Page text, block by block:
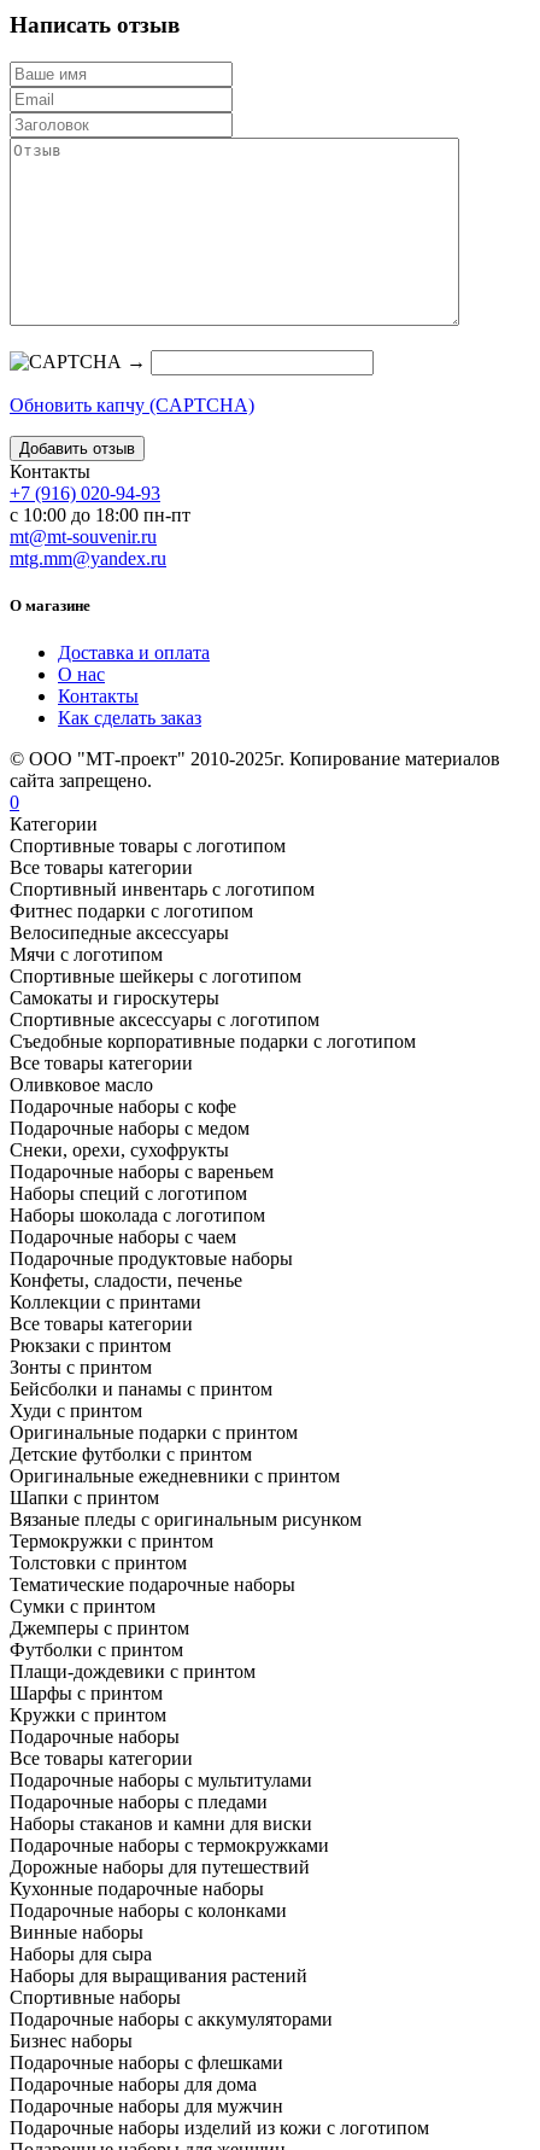
Написать отзыв
→
Обновить капчу (CAPTCHA)
Контакты
+7 (916) 020-94-93
с 10:00 до 18:00 пн-пт
mt@mt-souvenir.ru
mtg.mm@yandex.ru
О магазине
Доставка и оплата
О нас
Контакты
Как сделать заказ
© ООО "МТ-проект" 2010-2025г. Копирование материалов
сайта запрещено.
0
Категории
Спортивные товары с логотипом
Все товары категории
Спортивный инвентарь с логотипом
Фитнес подарки с логотипом
Велосипедные аксессуары
Мячи с логотипом
Спортивные шейкеры с логотипом
Самокаты и гироскутеры
Спортивные аксессуары с логотипом
Съедобные корпоративные подарки с логотипом
Все товары категории
Оливковое масло
Подарочные наборы с кофе
Подарочные наборы с медом
Снеки, орехи, сухофрукты
Подарочные наборы с вареньем
Наборы специй с логотипом
Наборы шоколада с логотипом
Подарочные наборы с чаем
Подарочные продуктовые наборы
Конфеты, сладости, печенье
Коллекции с принтами
Все товары категории
Рюкзаки с принтом
Зонты с принтом
Бейсболки и панамы с принтом
Худи с принтом
Оригинальные подарки с принтом
Детские футболки с принтом
Оригинальные ежедневники с принтом
Шапки с принтом
Вязаные пледы с оригинальным рисунком
Термокружки с принтом
Толстовки с принтом
Тематические подарочные наборы
Сумки с принтом
Джемперы с принтом
Футболки с принтом
Плащи-дождевики с принтом
Шарфы с принтом
Кружки с принтом
Подарочные наборы
Все товары категории
Подарочные наборы с мультитулами
Подарочные наборы с пледами
Наборы стаканов и камни для виски
Подарочные наборы с термокружками
Дорожные наборы для путешествий
Кухонные подарочные наборы
Подарочные наборы с колонками
Винные наборы
Наборы для сыра
Наборы для выращивания растений
Спортивные наборы
Подарочные наборы с аккумуляторами
Бизнес наборы
Подарочные наборы с флешками
Подарочные наборы для дома
Подарочные наборы для мужчин
Подарочные наборы изделий из кожи с логотипом